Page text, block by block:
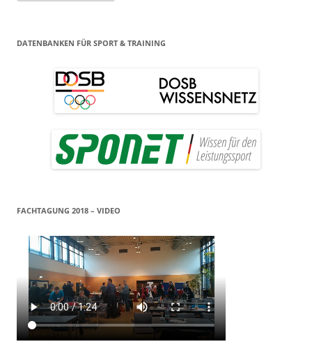
DATENBANKEN FÜR SPORT & TRAINING
FACHTAGUNG 2018 – VIDEO